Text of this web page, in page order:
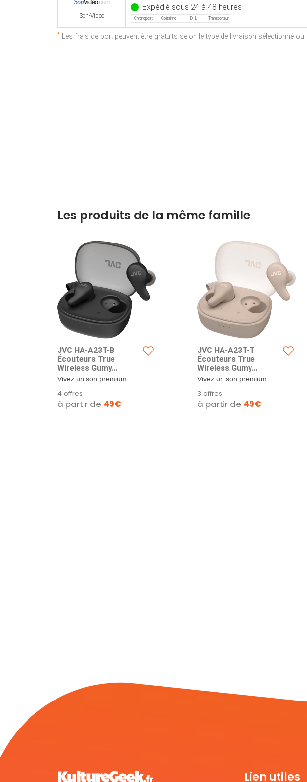
Son-Video
Expédié sous 24 à 48 heures
Chronopost Colissimo DHL Transporteur
* Les frais de port peuvent être gratuits selon le type de livraison sélectionné
Les produits de la même famille
JVC HA-A23T-B
Écouteurs True
Wireless Gumy
Premium avec
Annulation du Bruit,
Bluetooth 5.4, Mode
sonore ambiant, 26
Heures d'autonomie et
Vivez un son premium
avec Gumy Premium,...
4 offres
à partir de 49€
JVC HA-A23T-T
Écouteurs True
Wireless Gumy
Premium avec
Annulation du Bruit,
Bluetooth 5.4, Mode
sonore ambiant, 26
Heures d'autonomie et
Vivez un son premium
avec Gumy Premium,...
3 offres
à partir de 49€
Lien utiles